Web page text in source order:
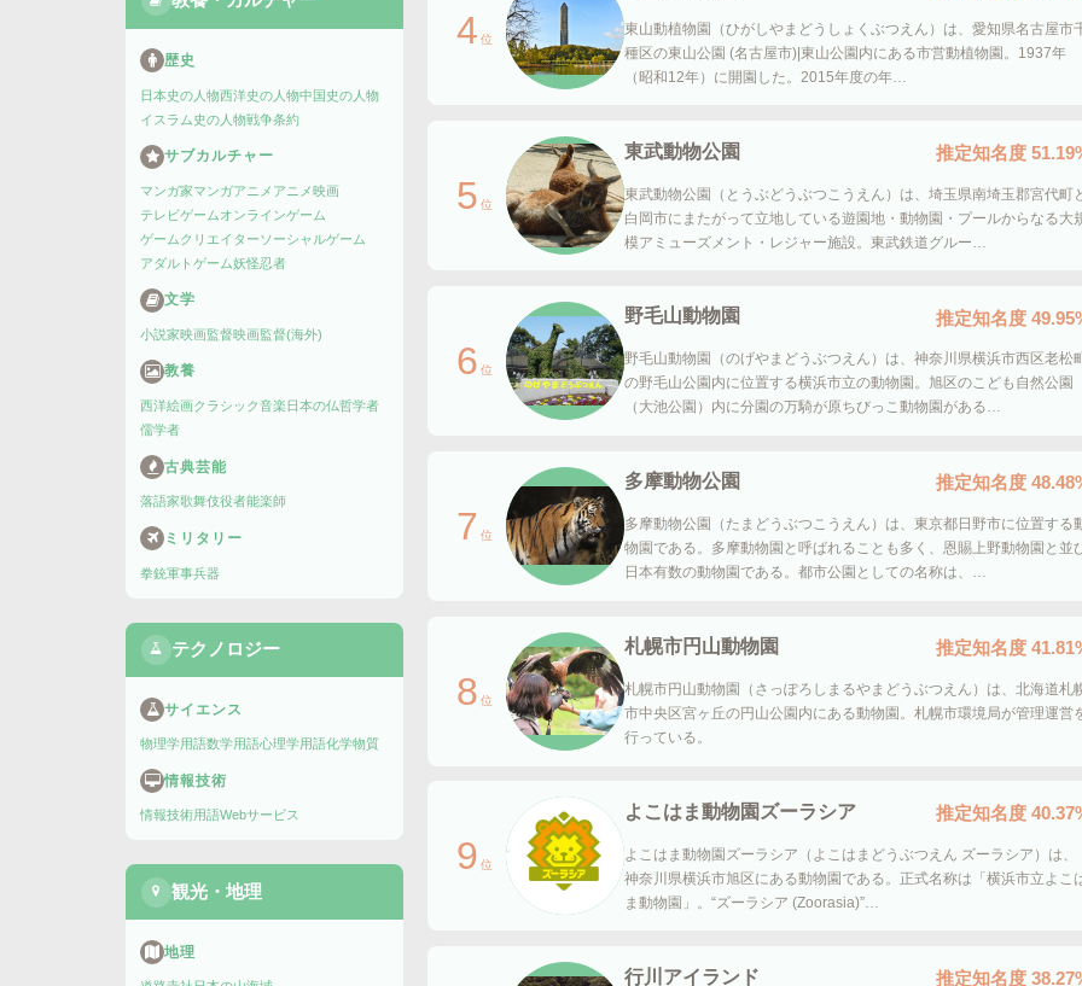
歴史
日本史の人物西洋史の人物中国史の人物
イスラム史の人物戦争条約
サブカルチャー
マンガ家マンガアニメ アニメ映画
テレビゲームオンラインゲーム
ゲームクリエイターソーシャルゲーム
アダルトゲーム妖怪忍者
文学
小説家映画監督映画監督(海外)
教養
西洋絵画クラシック音楽 日本の仏哲学者
儒学者
古典芸能
落語家歌舞伎役者能楽師
ミリタリー
拳銃軍事兵器
テクノロジー
サイエンス
物理学用語数学用語心理学用語化学物質
情報技術
情報技術用語Webサービス
観光・地理
地理
4 位
東山動植物園（ひがしやまどうしょくぶつえん）は、愛知県名古屋市
種区の東山公園 (名古屋市)|東山公園内にある市営動植物園。1937年
（昭和12年）に開園した。2015年度の年…
5 位
東武動物公園 推定知名度
東武動物公園（とうぶどうぶつこうえん）は、埼玉県南埼玉郡宮代町
白岡市にまたがって立地している遊園地・動物園・プールからなる大
模アミューズメント・レジャー施設。東武鉄道グルー…
6 位
野毛山動物園 推定知名度
野毛山動物園（のげやまどうぶつえん）は、神奈川県横浜市西区老松
の野毛山公園内に位置する横浜市立の動物園。旭区のこども自然公園
（大池公園）内に分園の万騎が原ちびっこ動物園がある…
7 位
多摩動物公園 推定知名度
多摩動物公園（たまどうぶつこうえん）は、東京都日野市に位置する
物園である。多摩動物園と呼ばれることも多く、恩賜上野動物園と並
日本有数の動物園である。都市公園としての名称は、…
8 位
札幌市円山動物園 推定知名度
札幌市円山動物園（さっぽろしまるやまどうぶつえん）は、北海道札
市中央区宮ヶ丘の円山公園内にある動物園。札幌市環境局が管理運営
行っている。
9 位
よこはま動物園ズーラシア 推定知名度
よこはま動物園ズーラシア（よこはまどうぶつえん ズーラシア）は、
神奈川県横浜市旭区にある動物園である。正式名称は「横浜市立よこ
ま動物園」。“ズーラシア (Zoorasia)”…
行川アイランド 推定知名度